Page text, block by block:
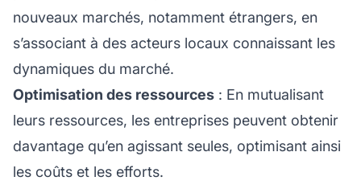
nouveaux marchés, notamment étrangers, en
s’associant à des acteurs locaux connaissant les
dynamiques du marché.
Optimisation des ressources : En mutualisant
leurs ressources, les entreprises peuvent obtenir
davantage qu’en agissant seules, optimisant ainsi
les coûts et les efforts.